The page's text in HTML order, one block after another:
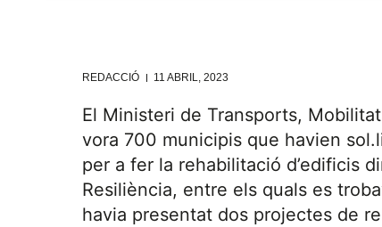
REDACCIÓ 11 ABRIL, 2023
El Ministeri de Transports,
vora 700 municipis que havien
per a fer la rehabilitació d’edificis
Resiliència, entre els quals es
havia presentat dos projectes de